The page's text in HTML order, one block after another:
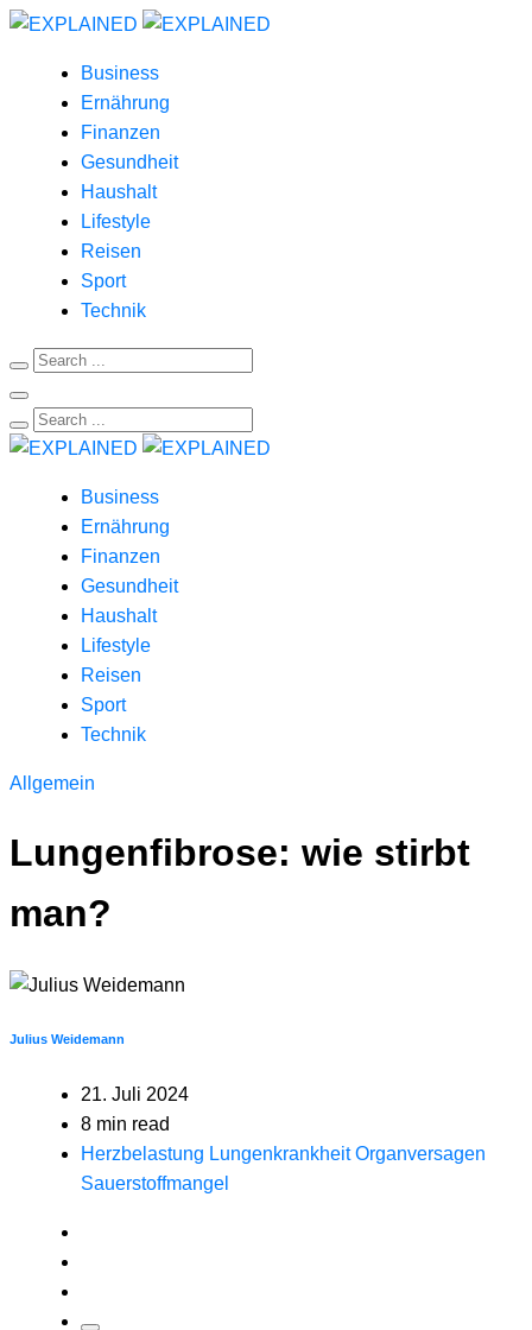
Business
Ernährung
Finanzen
Gesundheit
Haushalt
Lifestyle
Reisen
Sport
Technik
Business
Ernährung
Finanzen
Gesundheit
Haushalt
Lifestyle
Reisen
Sport
Technik
Allgemein
Lungenfibrose: wie stirbt
man?
Julius Weidemann
21. Juli 2024
8 min read
Herzbelastung Lungenkrankheit Organversagen
Sauerstoffmangel